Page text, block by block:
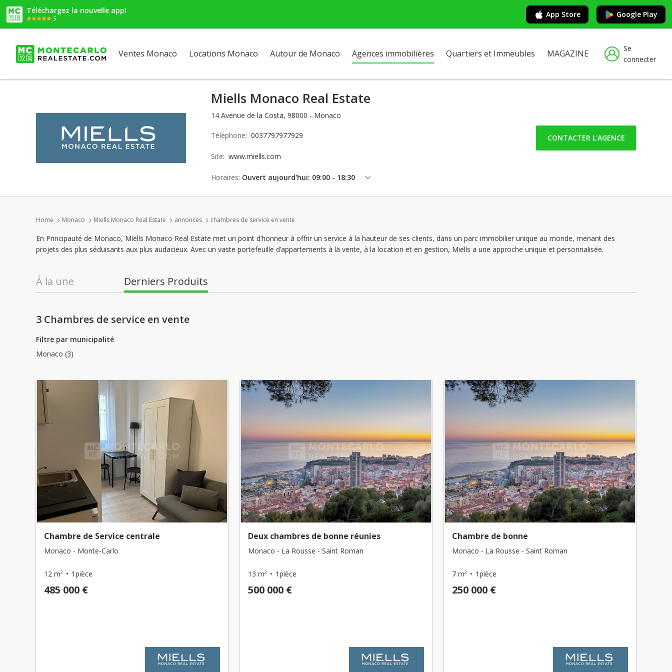
Téléchargez la nouvelle app!
5 App Store Google Play
Ventes Monaco Locations Monaco Autour de Monaco Agences immobilières Quartiers et Immeubles MAGAZINE
Se
connecter
Miells Monaco Real Estate
14 Avenue de la Costa, 98000 - Monaco
Téléphone: 0037797977929
Site: www.miells.com
Horaires: Ouvert aujourd'hui: 09:00 - 18:30
dimanche: Fermé
lundi: 09:00 - 18:30
mardi: 09:00 - 18:30
CONTACTER L'AGENCE
Home Monaco Miells Monaco Real Estate annonces chambres de service en vente
En Principauté de Monaco, Miells Monaco Real Estate met un point d’honneur à offrir un service à la hauteur de ses clients, dans un parc immobilier unique au monde, menant des
projets des plus séduisants aux plus audacieux. Avec un vaste portefeuille d’appartements à la vente, à la location et en gestion, Miells a une approche unique et personnalisée.
À la une Derniers Produits
3 Chambres de service en vente
Filtre par municipalité
Monaco (3)
Chambre de Service centrale
Monaco - Monte-Carlo
12 m² 1pièce
485 000 €
Deux chambres de bonne réunies
Monaco - La Rousse - Saint Roman
13 m² 1pièce
500 000 €
Chambre de bonne
Monaco - La Rousse - Saint Roman
7 m² 1pièce
250 000 €